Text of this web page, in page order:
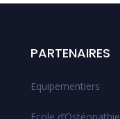
PARTENAIRES
Equipementiers